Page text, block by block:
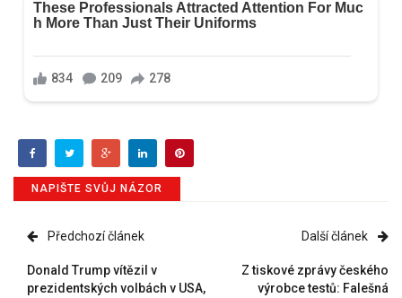
NAPIŠTE SVŮJ NÁZOR
Předchozí článek
Donald Trump vítězil v
prezidentských volbách v USA,
Další článek
Z tiskové zprávy českého
výrobce testů: Falešná